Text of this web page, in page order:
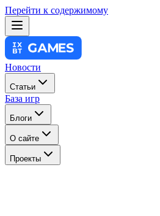
Перейти к содержимому
Новости
Статьи
База игр
Блоги
О сайте
Проекты